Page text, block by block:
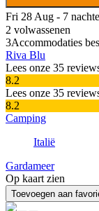
Fri 28 Aug - 7
2 volwassenen
3Accommodaties
Riva Blu
Lees onze 35
8.2
Lees onze 35
8.2
Camping
Italië
Gardameer
Op kaart zien
Toevoegen aan